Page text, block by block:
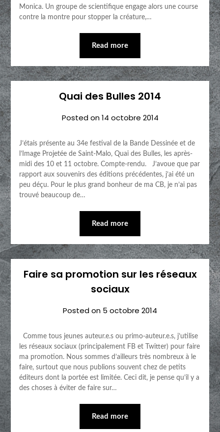
Monica. Un groupe de scientifique engage alors une course
contre la montre pour stopper la créature,…
Read more
Quai des Bulles 2014
Posted on14 octobre 2014
J’étais présente au 34e festival de la Bande Dessinée et de
l’Image Projetée de Saint-Malo, Quai des Bulles, les après-
midi des 10 et 11 octobre. Compte-rendu. J’avoue que par
rapport aux souvenirs des éditions précédentes, j’ai été un
peu déçu. Pour le plus grand bonheur de ma CB, je n’ai pas
trouvé beaucoup de…
Read more
Faire sa promotion sur les réseaux
sociaux
Posted on 5 octobre 2014
Comme tous jeunes auteur.e.s ou primo-auteur.e.s, j’utilise
les réseaux sociaux (principalement FB et Twitter) pour faire
ma promotion. Nous sommes d’ailleurs très nombreux à le
faire, surtout que nous publions souvent chez de petits
éditeurs dont la portée est limitée. Ceci dit, je pense qu’il y a
des choses à éviter de faire sur…
Read more